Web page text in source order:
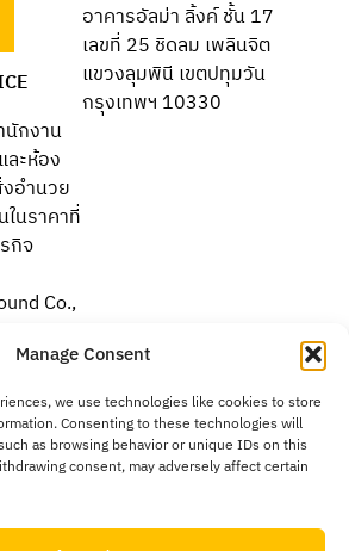
Manage Consent
we use technologies like cookies to store
Consenting to these technologies will
as browsing behavior or unique IDs on this
consent, may adversely affect certain
กงาน
ะห้อง
อำนวย
นราคาที่
กิจ
Co.,
อาคารอัลม่า ลิ้งค์ ชั้น 17
เลขที่ 25 ชิดลม เพลินจิต
แขวงลุมพินี เขตปทุมวัน
กรุงเทพฯ 10330
foundoffice
foundoffice